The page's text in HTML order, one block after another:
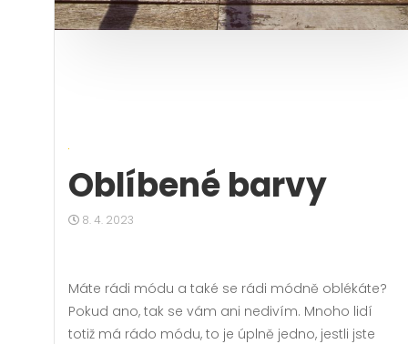
Oblíbené barvy
8. 4. 2023
Máte rádi módu a také se rádi módně oblékáte?
Pokud ano, tak se vám ani nedivím. Mnoho lidí
totiž má rádo módu, to je úplně jedno, jestli jste